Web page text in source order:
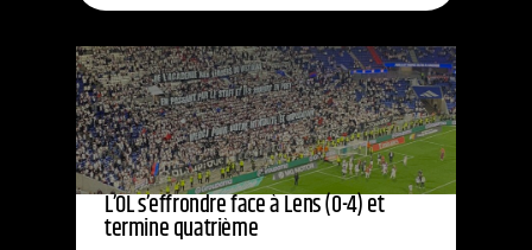
L’OL s’effrondre face à Lens (0-4) et
termine quatrième